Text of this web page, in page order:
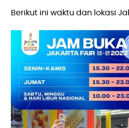
Berikut ini waktu dan lokasi